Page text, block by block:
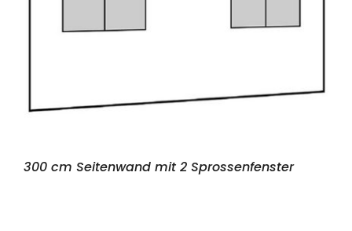
300 cm Seitenwand mit 2 Sprossenfenster